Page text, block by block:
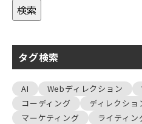
タグ検索
AI Webディレクション
コーディング
ディレクショ
マーケティング
ライティン